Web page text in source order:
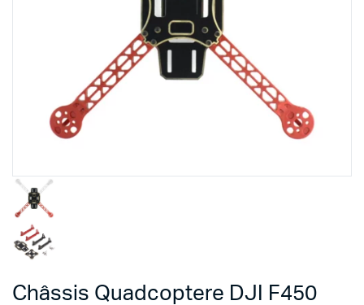
Châssis Quadcoptere DJI F450